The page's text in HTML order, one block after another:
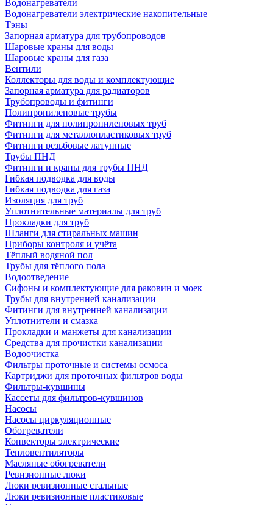
Водонагреватели
Водонагреватели электрические накопительные
Тэны
Запорная арматура для трубопроводов
Шаровые краны для воды
Шаровые краны для газа
Вентили
Коллекторы для воды и комплектующие
Запорная арматура для радиаторов
Трубопроводы и фитинги
Полипропиленовые трубы
Фитинги для полипропиленовых труб
Фитинги для металлопластиковых труб
Фитинги резьбовые латунные
Трубы ПНД
Фитинги и краны для трубы ПНД
Гибкая подводка для воды
Гибкая подводка для газа
Изоляция для труб
Уплотнительные материалы для труб
Прокладки для труб
Шланги для стиральных машин
Приборы контроля и учёта
Тёплый водяной пол
Трубы для тёплого пола
Водоотведение
Сифоны и комплектующие для раковин и моек
Трубы для внутренней канализации
Фитинги для внутренней канализации
Уплотнители и смазка
Прокладки и манжеты для канализации
Средства для прочистки канализации
Водоочистка
Фильтры проточные и системы осмоса
Картриджи для проточных фильтров воды
Фильтры-кувшины
Кассеты для фильтров-кувшинов
Насосы
Насосы циркуляционные
Обогреватели
Конвекторы электрические
Тепловентиляторы
Масляные обогреватели
Ревизионные люки
Люки ревизионные стальные
Люки ревизионные пластиковые